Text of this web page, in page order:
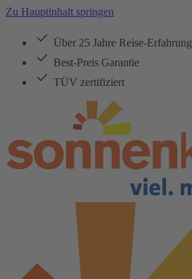
Zu Hauptinhalt springen
Über 25 Jahre Reise-Erfahrung
Best-Preis Garantie
TÜV zertifiziert